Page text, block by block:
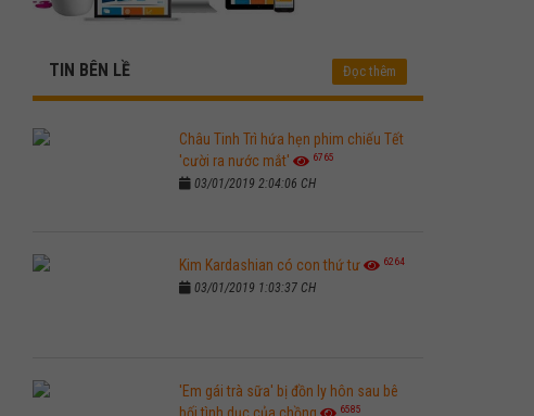
TIN BÊN LỀ Đọc thêm
Châu Tinh Trì hứa hẹn phim chiếu Tết
'cười ra nước mắt'
6765
03/01/2019 2:04:06 CH
Kim Kardashian có con thứ tư 6264
03/01/2019 1:03:37 CH
'Em gái trà sữa' bị đồn ly hôn sau bê
6585